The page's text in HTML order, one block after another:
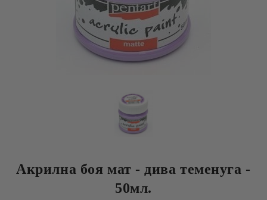
Акрилна боя мат - дива теменуга -
50мл.